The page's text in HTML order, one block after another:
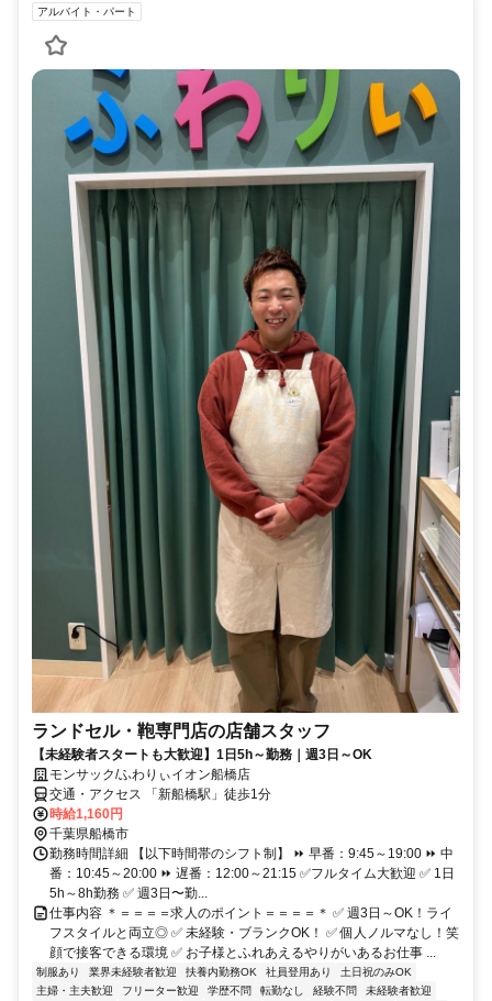
アルバイト・パート
ランドセル・鞄専門店の店舗スタッフ
【未経験者スタートも大歓迎】1日5h～勤務｜週3日～OK
モンサック/ふわりぃイオン船橋店
交通・アクセス 「新船橋駅」徒歩1分
時給1,160円
千葉県船橋市
勤務時間詳細 【以下時間帯のシフト制】 ⏩ 早番：9:45～19:00 ⏩ 中
番：10:45～20:00 ⏩ 遅番：12:00～21:15 ✅フルタイム大歓迎 ✅ 1日
5h～8h勤務 ✅ 週3日〜勤...
仕事内容 ＊＝＝＝＝求人のポイント＝＝＝＝＊ ✅ 週3日～OK！ライ
フスタイルと両立◎ ✅ 未経験・ブランクOK！ ✅ 個人ノルマなし！笑
顔で接客できる環境 ✅ お子様とふれあえるやりがいあるお仕事 ...
制服あり 業界未経験者歓迎 扶養内勤務OK 社員登用あり
土日祝のみOK
主婦・主夫歓迎
フリーター歓迎 学歴不問 転勤なし 経験不問
未経験者歓迎